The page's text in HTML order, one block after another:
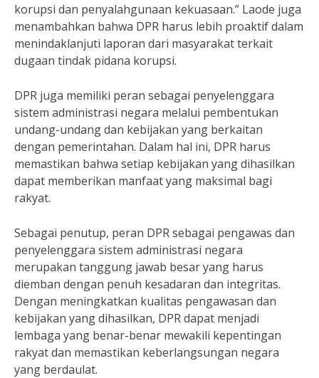
korupsi dan penyalahgunaan kekuasaan.” Laode juga
menambahkan bahwa DPR harus lebih proaktif dalam
menindaklanjuti laporan dari masyarakat terkait
dugaan tindak pidana korupsi.
DPR juga memiliki peran sebagai penyelenggara
sistem administrasi negara melalui pembentukan
undang-undang dan kebijakan yang berkaitan
dengan pemerintahan. Dalam hal ini, DPR harus
memastikan bahwa setiap kebijakan yang dihasilkan
dapat memberikan manfaat yang maksimal bagi
rakyat.
Sebagai penutup, peran DPR sebagai pengawas dan
penyelenggara sistem administrasi negara
merupakan tanggung jawab besar yang harus
diemban dengan penuh kesadaran dan integritas.
Dengan meningkatkan kualitas pengawasan dan
kebijakan yang dihasilkan, DPR dapat menjadi
lembaga yang benar-benar mewakili kepentingan
rakyat dan memastikan keberlangsungan negara
yang berdaulat.